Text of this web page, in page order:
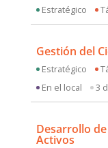
Estratégico
Gestión del
Estratégico
En el local
3
Desarrollo
Activos